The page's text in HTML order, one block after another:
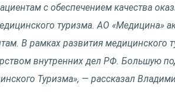
с обеспечением качества
туризма. АО «Медицина»
В рамках развития медицинского
внутренних дел РФ. Большую
Туризма», — рассказал